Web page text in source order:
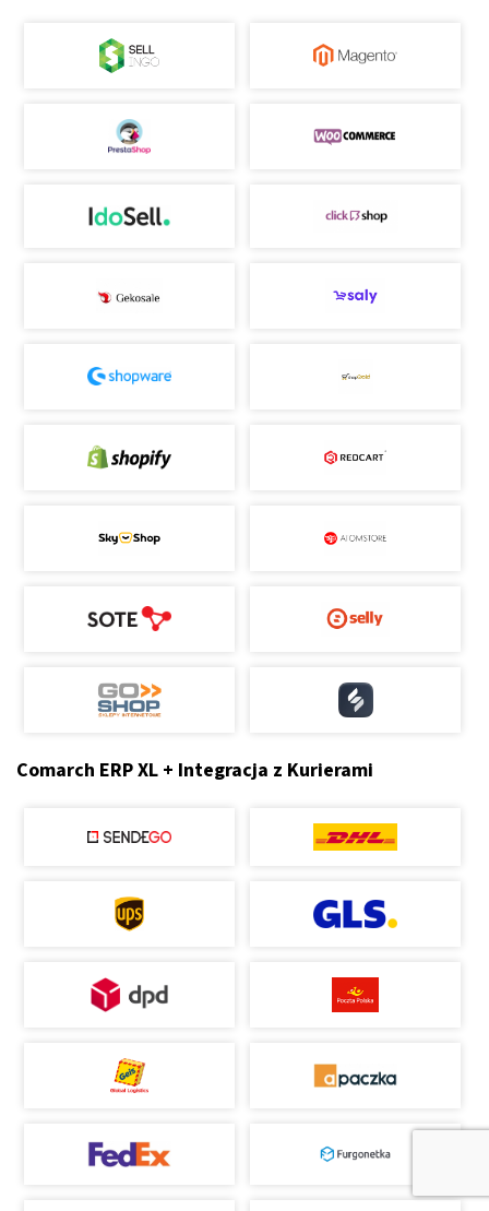
Comarch ERP XL + Integracja z Kurierami